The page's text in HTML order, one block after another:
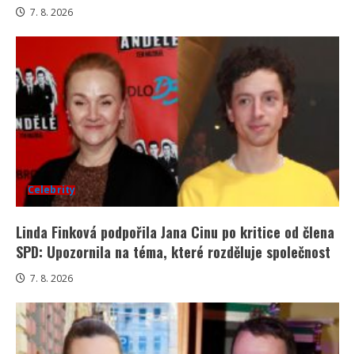
7. 8. 2026
Celebrity
Linda Finková podpořila Jana Cinu po kritice od člena
SPD: Upozornila na téma, které rozděluje společnost
7. 8. 2026